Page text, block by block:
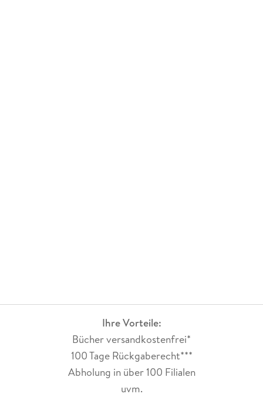
Ihre Vorteile:
Bücher versandkostenfrei*
100 Tage Rückgaberecht***
Abholung in über 100 Filialen
uvm.